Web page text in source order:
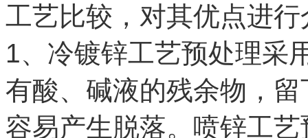
工艺比较，对其优点进行
1、冷镀锌工艺预处理采
有酸、碱液的残余物，
容易产生脱落。喷锌工